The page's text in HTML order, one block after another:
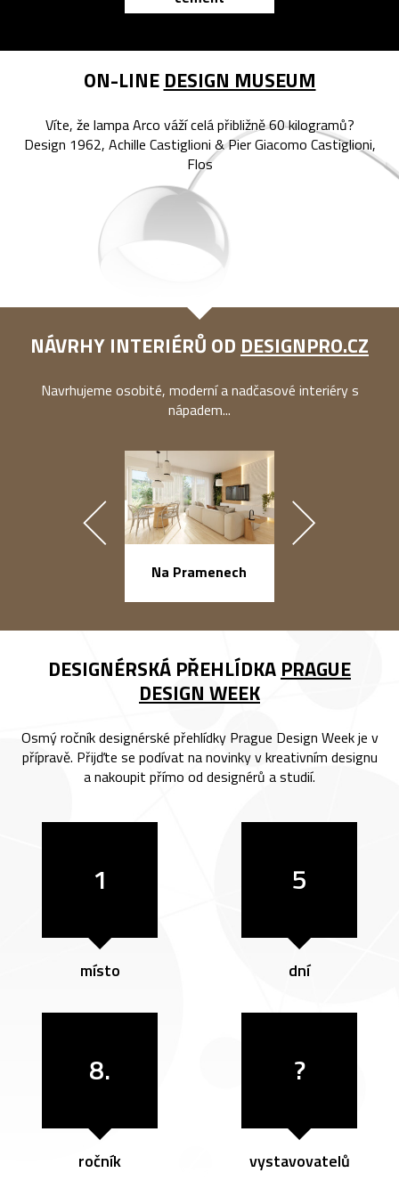
ON-LINE DESIGN MUSEUM
Víte, že lampa Arco váží celá přibližně 60 kilogramů?
Design 1962, Achille Castiglioni & Pier Giacomo Castiglioni,
Flos
NÁVRHY INTERIÉRŮ OD DESIGNPRO.CZ
Navrhujeme osobité, moderní a nadčasové interiéry s
nápadem...
Na Pramenech
DESIGNÉRSKÁ PŘEHLÍDKA PRAGUE
DESIGN WEEK
Osmý ročník designérské přehlídky Prague Design Week je v
přípravě. Přijďte se podívat na novinky v kreativním designu
a nakoupit přímo od designérů a studií.
1
místo
5
dní
8.
ročník
?
vystavovatelů